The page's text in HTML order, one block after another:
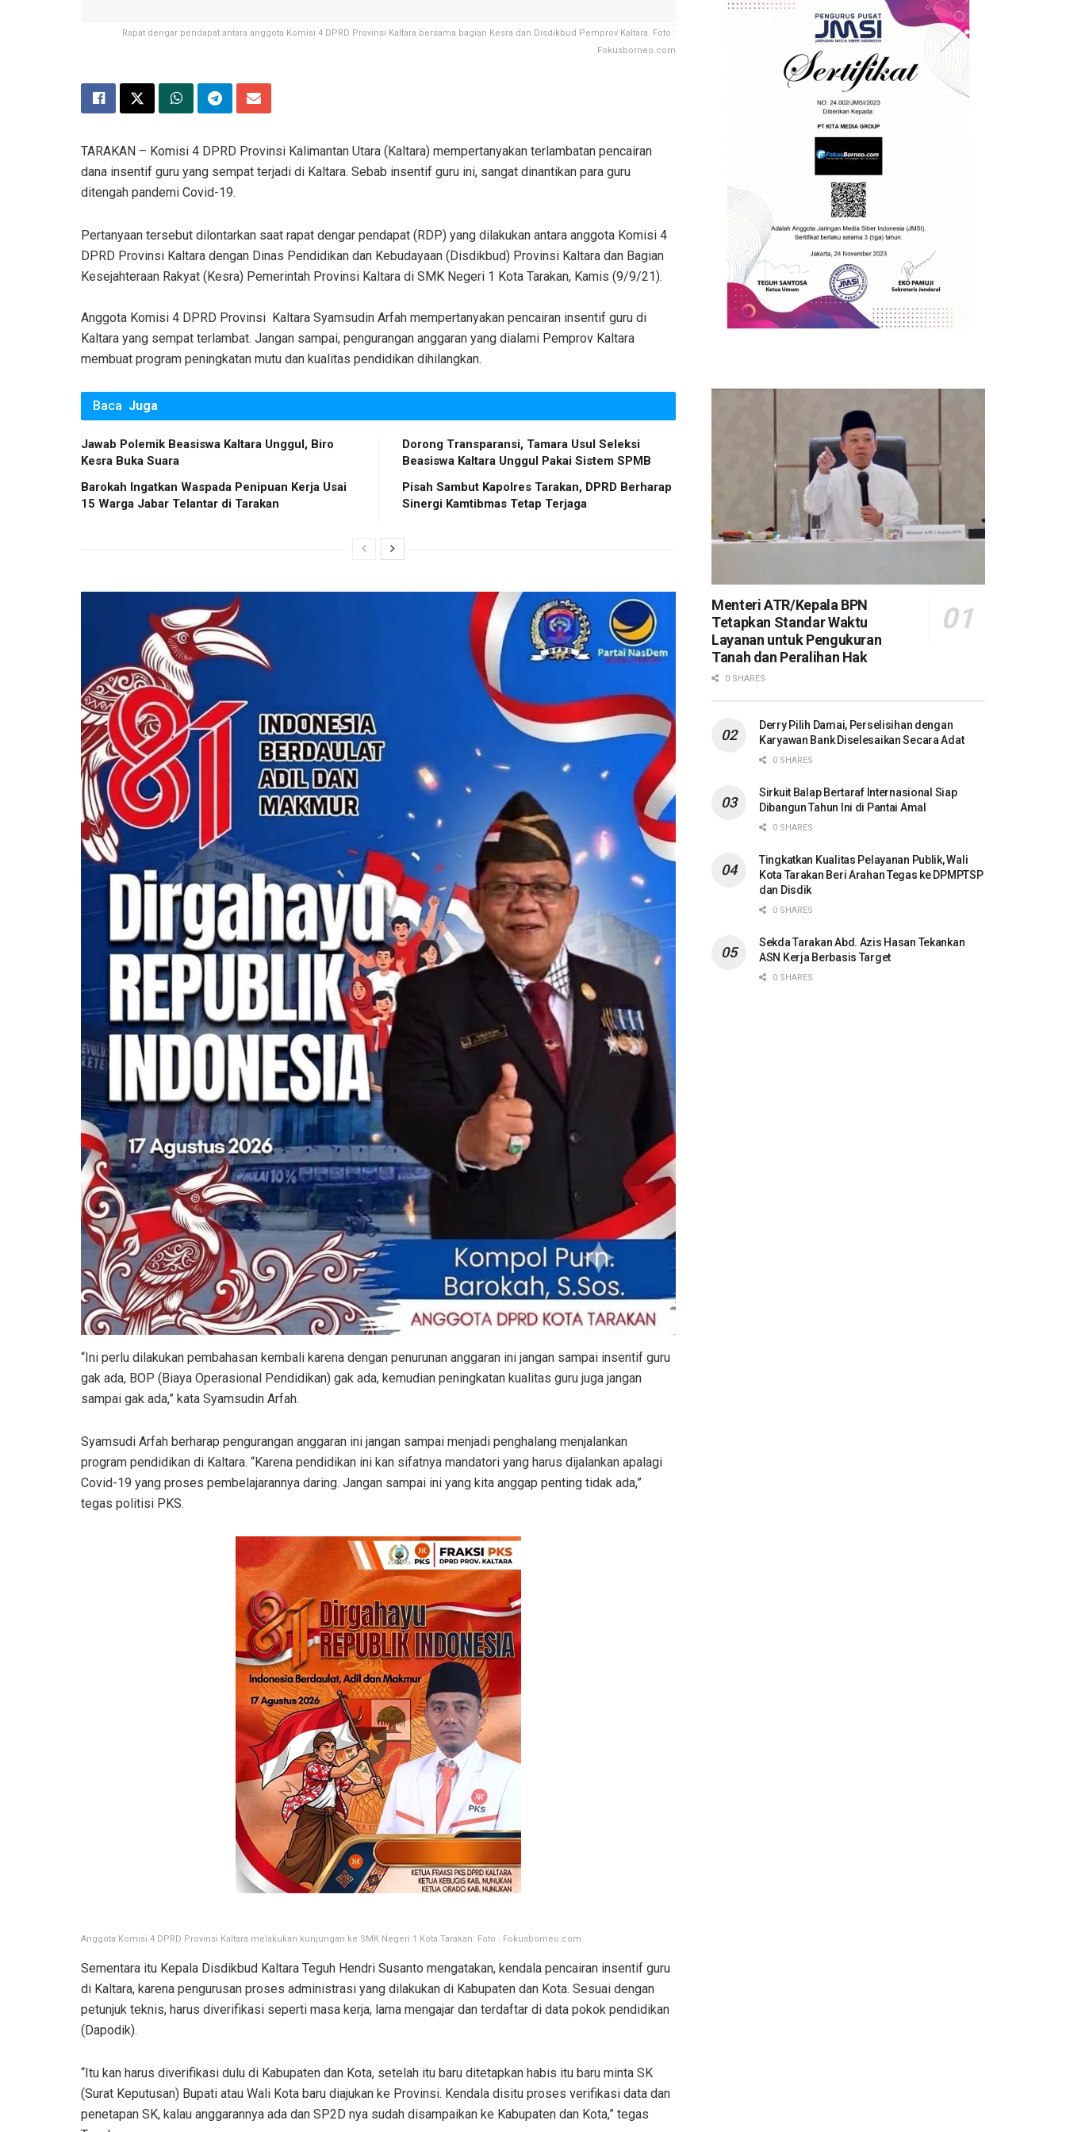
Rapat dengar pendapat antara anggota Komisi 4 DPRD Provinsi Kaltara bersama bagian Kesra dan Disdikbud Pemprov Kaltara. Foto :
Fokusborneo.com
TARAKAN – Komisi 4 DPRD Provinsi Kalimantan Utara (Kaltara) mempertanyakan terlambatan pencairan
dana insentif guru yang sempat terjadi di Kaltara. Sebab insentif guru ini, sangat dinantikan para guru
ditengah pandemi Covid-19.
Pertanyaan tersebut dilontarkan saat rapat dengar pendapat (RDP) yang dilakukan antara anggota Komisi 4
DPRD Provinsi Kaltara dengan Dinas Pendidikan dan Kebudayaan (Disdikbud) Provinsi Kaltara dan Bagian
Kesejahteraan Rakyat (Kesra) Pemerintah Provinsi Kaltara di SMK Negeri 1 Kota Tarakan, Kamis (9/9/21).
Anggota Komisi 4 DPRD Provinsi Kaltara Syamsudin Arfah mempertanyakan pencairan insentif guru di
Kaltara yang sempat terlambat. Jangan sampai, pengurangan anggaran yang dialami Pemprov Kaltara
membuat program peningkatan mutu dan kualitas pendidikan dihilangkan.
Baca Juga
Jawab Polemik Beasiswa Kaltara Unggul, Biro
Kesra Buka Suara
Barokah Ingatkan Waspada Penipuan Kerja Usai
15 Warga Jabar Telantar di Tarakan
Dorong Transparansi, Tamara Usul Seleksi
Beasiswa Kaltara Unggul Pakai Sistem SPMB
Pisah Sambut Kapolres Tarakan, DPRD Berharap
Sinergi Kamtibmas Tetap Terjaga
“Ini perlu dilakukan pembahasan kembali karena dengan penurunan anggaran ini jangan sampai insentif guru
gak ada, BOP (Biaya Operasional Pendidikan) gak ada, kemudian peningkatan kualitas guru juga jangan
sampai gak ada,” kata Syamsudin Arfah.
Syamsudi Arfah berharap pengurangan anggaran ini jangan sampai menjadi penghalang menjalankan
program pendidikan di Kaltara. “Karena pendidikan ini kan sifatnya mandatori yang harus dijalankan apalagi
Covid-19 yang proses pembelajarannya daring. Jangan sampai ini yang kita anggap penting tidak ada,”
tegas politisi PKS.
Anggota Komisi 4 DPRD Provinsi Kaltara melakukan kunjungan ke SMK Negeri 1 Kota Tarakan. Foto : Fokusborneo.com
Sementara itu Kepala Disdikbud Kaltara Teguh Hendri Susanto mengatakan, kendala pencairan insentif guru
di Kaltara, karena pengurusan proses administrasi yang dilakukan di Kabupaten dan Kota. Sesuai dengan
petunjuk teknis, harus diverifikasi seperti masa kerja, lama mengajar dan terdaftar di data pokok pendidikan
(Dapodik).
“Itu kan harus diverifikasi dulu di Kabupaten dan Kota, setelah itu baru ditetapkan habis itu baru minta SK
(Surat Keputusan) Bupati atau Wali Kota baru diajukan ke Provinsi. Kendala disitu proses verifikasi data dan
penetapan SK, kalau anggarannya ada dan SP2D nya sudah disampaikan ke Kabupaten dan Kota,” tegas
Menteri ATR/Kepala BPN
Tetapkan Standar Waktu
Layanan untuk Pengukuran
Tanah dan Peralihan Hak
0 SHARES
Derry Pilih Damai, Perselisihan dengan
Karyawan Bank Diselesaikan Secara Adat
0 SHARES
Sirkuit Balap Bertaraf Internasional Siap
Dibangun Tahun Ini di Pantai Amal
0 SHARES
Tingkatkan Kualitas Pelayanan Publik, Wali
Kota Tarakan Beri Arahan Tegas ke DPMPTSP
dan Disdik
0 SHARES
Sekda Tarakan Abd. Azis Hasan Tekankan
ASN Kerja Berbasis Target
0 SHARES